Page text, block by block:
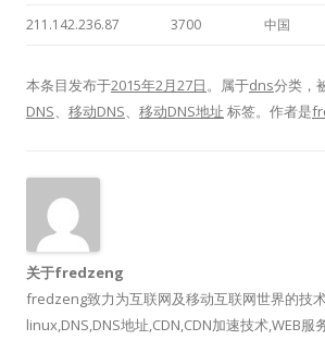
211.142.236.87 3700 中国
本条目发布于2015年2月27日。属于dns分类，
DNS、 移动DNS、 移动DNS地址 标签。 作者是
关于fredzeng
fredzeng致力为互联网及移动互联网世界的技
linux,DNS,DNS地址,CDN,CDN加速技术,WEB